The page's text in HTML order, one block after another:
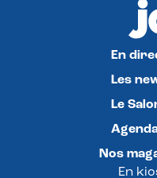
En
Les
Le
Nos
En